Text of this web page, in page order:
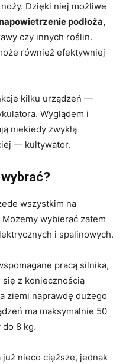
Dzięki niej możliwe
podłoża,
czy innych roślin.
również efektywniej
kilku urządzeń —
Wyglądem i
niekiedy zwykłą
— kultywator.
wszystkim na
wybierać zatem
i spalinowych.
pracą silnika,
z koniecznością
ziemi naprawdę dużego
ma maksymalnie 50
8 kg.
już nieco cięższe, jednak